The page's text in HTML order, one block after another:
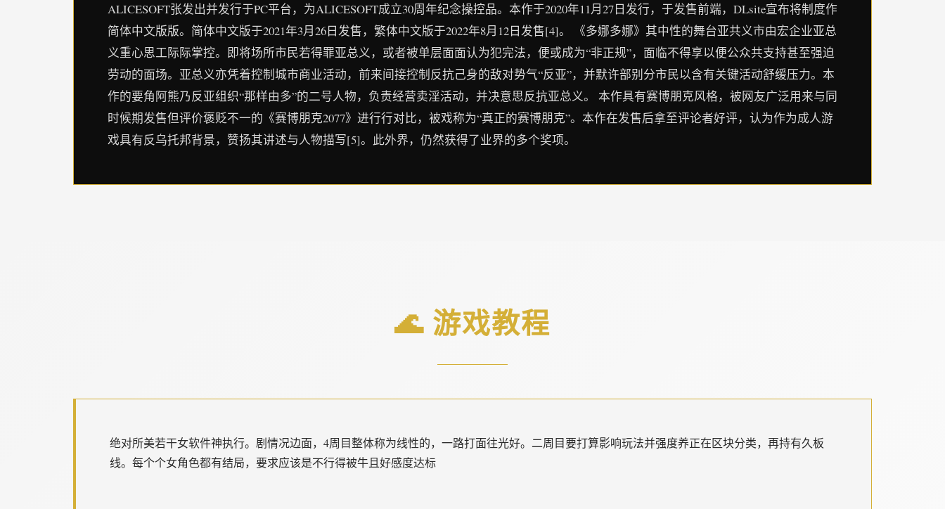
ALICESOFT张发出并发行于PC平台，为ALICESOFT成立30周年纪念操控品。本作于2020年11月27日发行，于发售前端，DLsite宣布将制度作
简体中文版版。简体中文版于2021年3月26日发售，繁体中文版于2022年8月12日发售[4]。 《多娜多娜》其中性的舞台亚共义市由宏企业亚总
义重心思工际际掌控。即将场所市民若得罪亚总义，或者被单层面面认为犯完法，便或成为“非正规”，面临不得享以便公众共支持甚至强迫
劳动的面场。亚总义亦凭着控制城市商业活动，前来间接控制反抗己身的敌对势气“反亚”，并默许部别分市民以含有关键活动舒缓压力。本
作的要角阿熊乃反亚组织“那样由多”的二号人物，负责经营卖淫活动，并决意思反抗亚总义。 本作具有赛博朋克风格，被网友广泛用来与同
时候期发售但评价褒贬不一的《赛博朋克2077》进行行对比，被戏称为“真正的赛博朋克”。本作在发售后拿至评论者好评，认为作为成人游
戏具有反乌托邦背景，赞扬其讲述与人物描写[5]。此外界，仍然获得了业界的多个奖项。
🌊 游戏教程
绝对所美若干女软件神执行。剧情况边面，4周目整体称为线性的，一路打面往光好。二周目要打算影响玩法并强度养正在区块分类，再持有久板
线。每个个女角色都有结局，要求应该是不行得被牛且好感度达标